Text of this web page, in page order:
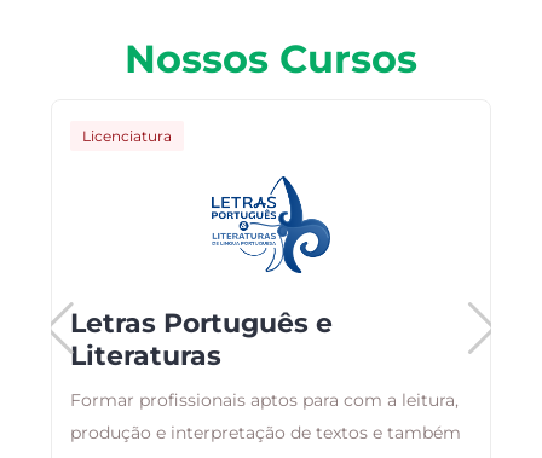
Nossos Cursos
Licenciatura
Letras Português e
Literaturas
Formar profissionais aptos para com a leitura,
produção e interpretação de textos e também